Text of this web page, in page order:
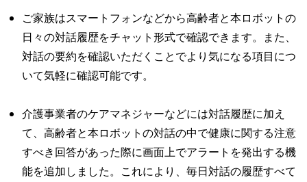
ご家族はスマートフォンなどから高齢者と本ロボットの
日々の対話履歴をチャット形式で確認できます。また、
対話の要約を確認いただくことでより気になる項目につ
いて気軽に確認可能です。
介護事業者のケアマネジャーなどには対話履歴に加え
て、高齢者と本ロボットの対話の中で健康に関する注意
すべき回答があった際に画面上でアラートを発出する機
能を追加しました。これにより、毎日対話の履歴すべて